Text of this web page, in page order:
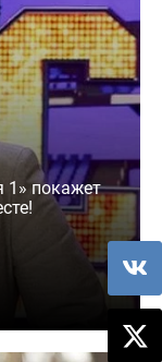
1» покажет